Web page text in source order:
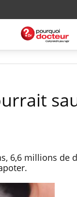
6,6 millions de